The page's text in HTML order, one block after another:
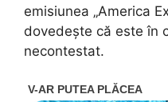
emisiunea „America
dovedește că este în
necontestat.